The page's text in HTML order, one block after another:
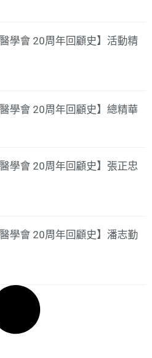
學會 20周年回顧史】活動精
學會 20周年回顧史】總精華
學會 20周年回顧史】張正忠
學會 20周年回顧史】潘志勤